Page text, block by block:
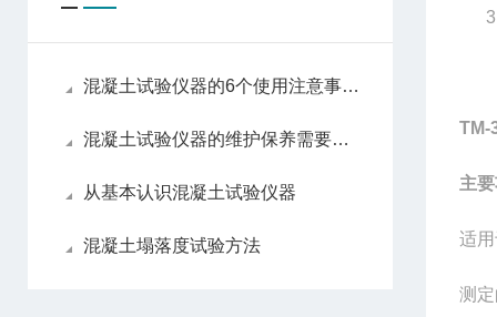
混凝土试验仪器的6个使用注意事项介绍
混凝土试验仪器的维护保养需要注意哪些
从基本认识混凝土试验仪器
混凝土塌落度试验方法
3
TM-
主
适
测